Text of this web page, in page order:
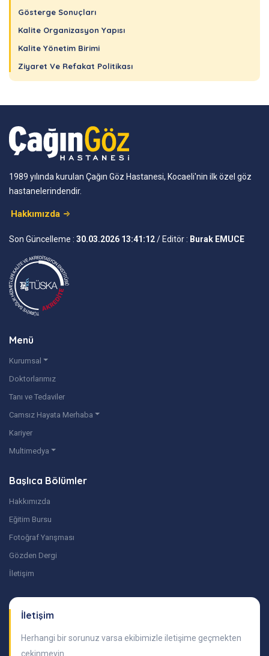
Gösterge Sonuçları
Kalite Organizasyon Yapısı
Kalite Yönetim Birimi
Ziyaret Ve Refakat Politikası
1989 yılında kurulan Çağın Göz Hastanesi, Kocaeli'nin ilk özel göz
hastanelerindendir.
Hakkımızda
Son Güncelleme : 30.03.2026 13:41:12/ Editör : Burak EMUCE
Menü
Kurumsal
Doktorlarımız
Tanı ve Tedaviler
Camsız Hayata Merhaba
Kariyer
Multimedya
Başlıca Bölümler
Hakkımızda
Eğitim Bursu
Fotoğraf Yarışması
Gözden Dergi
İletişim
İletişim
Herhangi bir sorunuz varsa ekibimizle iletişime geçmekten
çekinmeyin.